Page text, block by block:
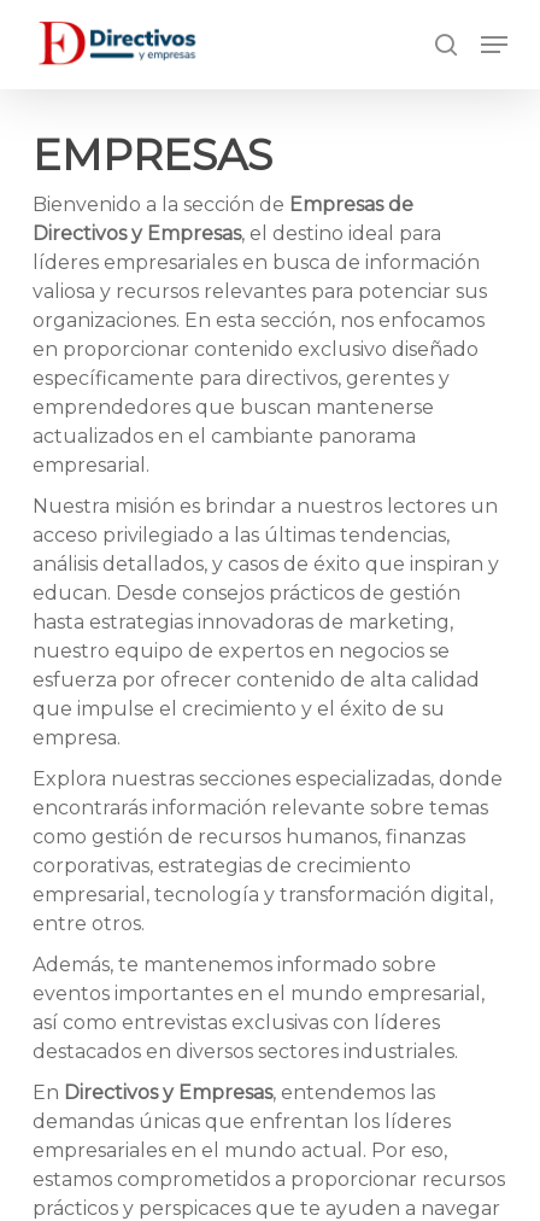
búsqueda
EMPRESAS
Bienvenido a la sección de Empresas de
Directivos y Empresas, el destino ideal para
líderes empresariales en busca de información
valiosa y recursos relevantes para potenciar sus
organizaciones. En esta sección, nos enfocamos
en proporcionar contenido exclusivo diseñado
específicamente para directivos, gerentes y
emprendedores que buscan mantenerse
actualizados en el cambiante panorama
empresarial.
Nuestra misión es brindar a nuestros lectores un
acceso privilegiado a las últimas tendencias,
análisis detallados, y casos de éxito que inspiran y
educan. Desde consejos prácticos de gestión
hasta estrategias innovadoras de marketing,
nuestro equipo de expertos en negocios se
esfuerza por ofrecer contenido de alta calidad
que impulse el crecimiento y el éxito de su
empresa.
Explora nuestras secciones especializadas, donde
encontrarás información relevante sobre temas
como gestión de recursos humanos, finanzas
corporativas, estrategias de crecimiento
empresarial, tecnología y transformación digital,
entre otros.
Además, te mantenemos informado sobre
eventos importantes en el mundo empresarial,
así como entrevistas exclusivas con líderes
destacados en diversos sectores industriales.
En Directivos y Empresas, entendemos las
demandas únicas que enfrentan los líderes
empresariales en el mundo actual. Por eso,
estamos comprometidos a proporcionar recursos
prácticos y perspicaces que te ayuden a navegar